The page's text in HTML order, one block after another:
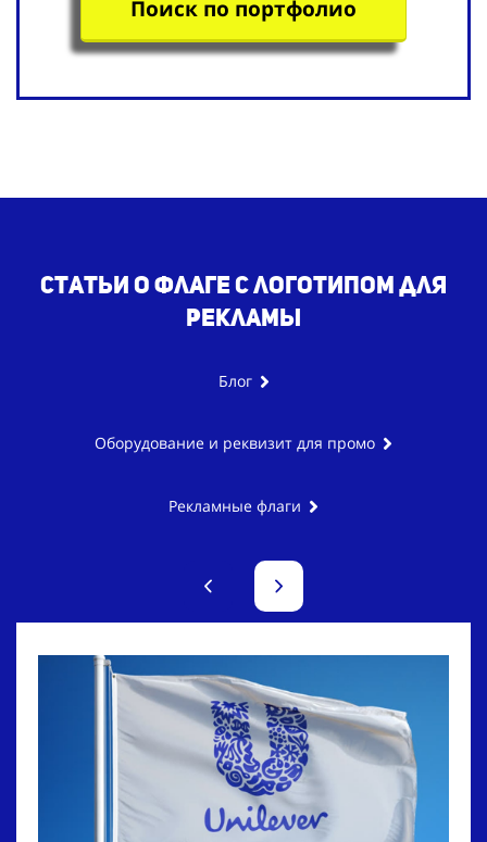
Поиск по портфолио
Статьи о флаге с логотипом для
рекламы
Блог
Оборудование и реквизит для промо
Рекламные флаги